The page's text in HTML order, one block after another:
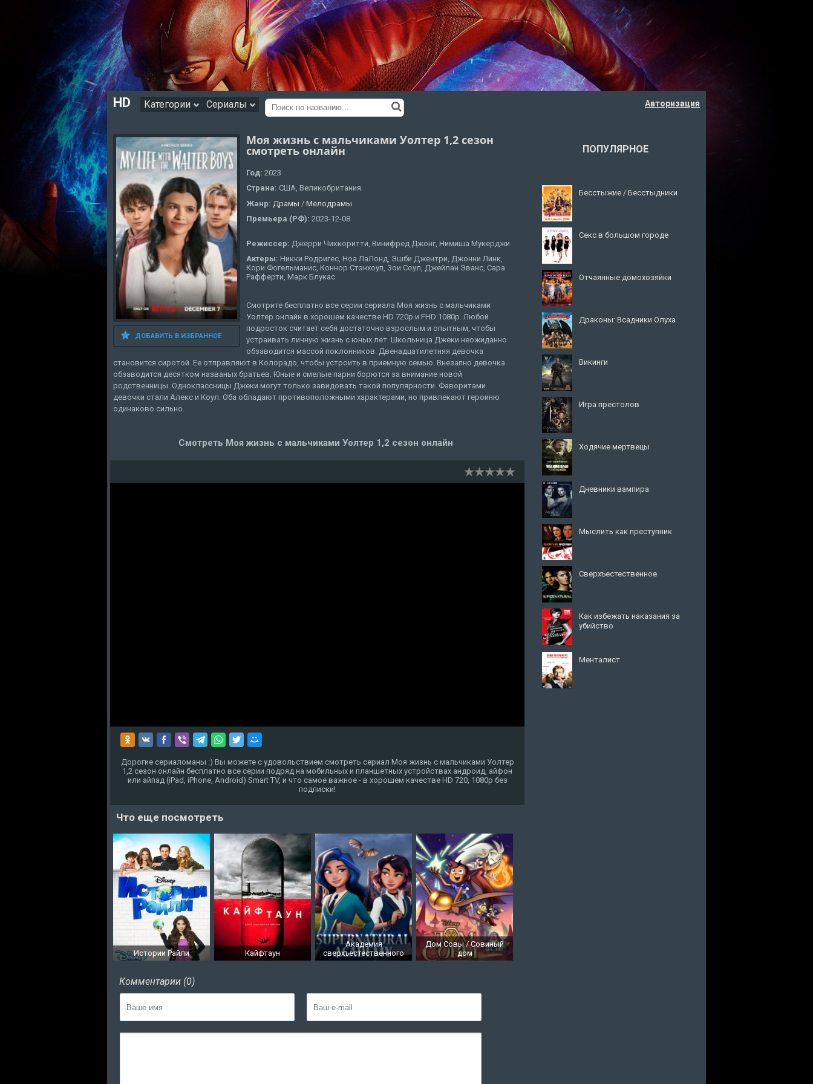
HD Категории Сериалы Авторизация
ДОБАВИТЬ В ИЗБРАННОЕ
Моя жизнь с мальчиками Уолтер 1,2 сезон
смотреть онлайн
Год: 2023
Страна: США, Великобритания
Жанр: Драмы / Мелодрамы
Премьера (РФ): 2023-12-08
Режиссер: Джерри Чиккоритти, Винифред Джонг, Нимиша Мукерджи
Актеры: Никки Родригес, Ноа ЛаЛонд, Эшби Джентри, Джонни Линк,
Кори Фогельманис, Коннор Стэнхоуп, Зои Соул, Джейлан Эванс, Сара
Рафферти, Марк Блукас
Смотрите бесплатно все серии сериала Моя жизнь с мальчиками
Уолтер онлайн в хорошем качестве HD 720p и FHD 1080p. Любой
подросток считает себя достаточно взрослым и опытным, чтобы
устраивать личную жизнь с юных лет. Школьница Джеки неожиданно
обзаводится массой поклонников. Двенадцатилетняя девочка
становится сиротой. Ее отправляют в Колорадо, чтобы устроить в приемную семью. Внезапно девочка
обзаводится десятком названых братьев. Юные и смелые парни борются за внимание новой
родственницы. Одноклассницы Джеки могут только завидовать такой популярности. Фаворитами
девочки стали Алекс и Коул. Оба обладают противоположными характерами, но привлекают героиню
одинаково сильно.
Смотреть Моя жизнь с мальчиками Уолтер 1,2 сезон онлайн
Дорогие сериаломаны :) Вы можете с удовольствием смотреть сериал Моя жизнь с мальчиками Уолтер
1,2 сезон онлайн бесплатно все серии подряд на мобильных и планшетных устройствах андроид, айфон
или айпад (iPad, iPhone, Android) Smart TV, и что самое важное - в хорошем качестве HD 720, 1080p без
подписки!
Что еще посмотреть
Истории Райли Кайфтаун
Академия
сверхъестественного
Дом Совы / Совиный
дом
Комментарии (0)
ПОПУЛЯРНОЕ
Бесстыжие / Бесстыдники
Секс в большом городе
Отчаянные домохозяйки
Драконы: Всадники Олуха
Викинги
Игра престолов
Ходячие мертвецы
Дневники вампира
Мыслить как преступник
Сверхъестественное
Как избежать наказания за
убийство
Менталист